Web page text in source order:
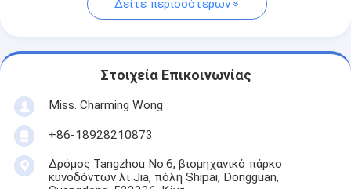
Δείτε περισσότερων
Στοιχεία Επικοινωνίας
Miss. Charming Wong
+86-18928210873
Δρόμος Tangzhou No.6, βιομηχανικό πάρκο
κυνοδόντων λι Jia, πόλη Shipai, Dongguan,